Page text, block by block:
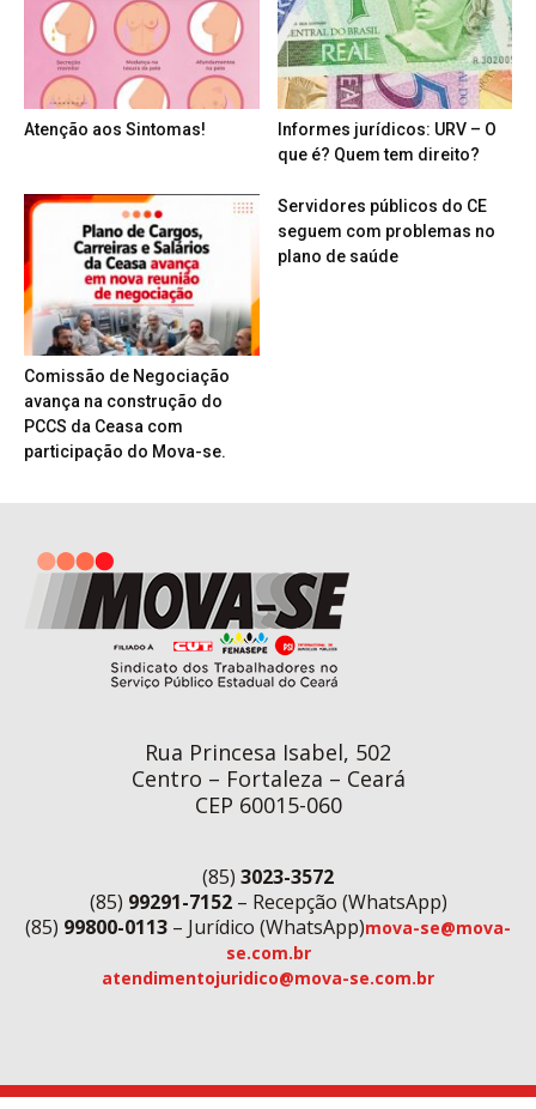
Atenção aos Sintomas!
Informes jurídicos: URV – O
que é? Quem tem direito?
Comissão de Negociação
avança na construção do
PCCS da Ceasa com
participação do Mova-se.
Servidores públicos do CE
seguem com problemas no
plano de saúde
Rua Princesa Isabel, 502
Centro – Fortaleza – Ceará
CEP 60015-060
(85) 3023-3572
(85) 99291-7152– Recepção (WhatsApp)
(85) 99800-0113 – Jurídico (WhatsApp)mova-se@mova-
se.com.br
atendimentojuridico@mova-se.com.br